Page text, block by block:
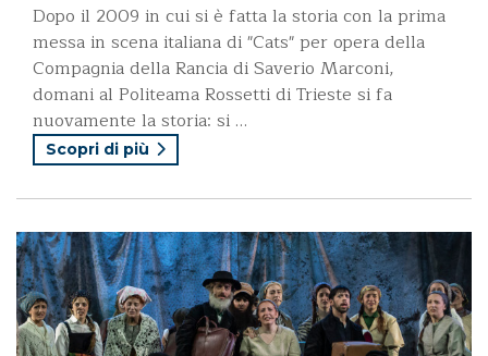
Dopo il 2009 in cui si è fatta la storia con la prima
messa in scena italiana di "Cats" per opera della
Compagnia della Rancia di Saverio Marconi,
domani al Politeama Rossetti di Trieste si fa
nuovamente la storia: si …
Scopri di più